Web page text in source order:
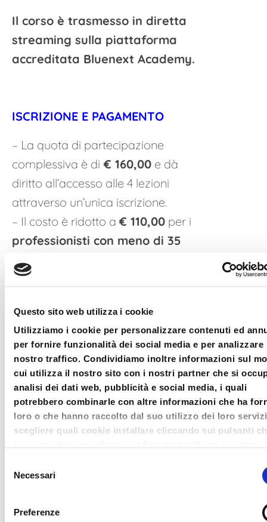
Questo sito web utilizza i cookie
Utilizziamo i cookie per personalizzare contenuti ed
per fornire funzionalità dei social media e per analizzare
nostro traffico. Condividiamo inoltre informazioni sul
cui utilizza il nostro sito con i nostri partner che si
analisi dei dati web, pubblicità e social media, i quali
potrebbero combinarle con altre informazioni che ha
loro o che hanno raccolto dal suo utilizzo dei loro
scegliere quali cookie installare cliccando sui pulsanti
i cookie che hai deciso di voler installare. Clicca su
informazioni in merito ai cookie presenti su questo sito.
delNecessari
Preferenze
Il corso è trasmesso in diretta
streaming sulla piattaforma
accreditata Bluenext Academy.
ISCRIZIONE E PAGAMENTO
– La quota di partecipazione
complessiva è di € 160,00 e dà
diritto all’accesso alle 4 lezioni
attraverso un’unica iscrizione.
– Il costo è ridotto a € 110,00 per i
professionisti con meno di 35
anni di età
– Per gli iscritti al
130,00
I prezzi indicati si intendono esente
IVA art. 10 DPR 633/72.
Il pagamento della quota di
iscrizione e la relativa
fatturazione saranno gestiti
Prenotando il corso, gli iscritti
per il pagamento PagoPA presso